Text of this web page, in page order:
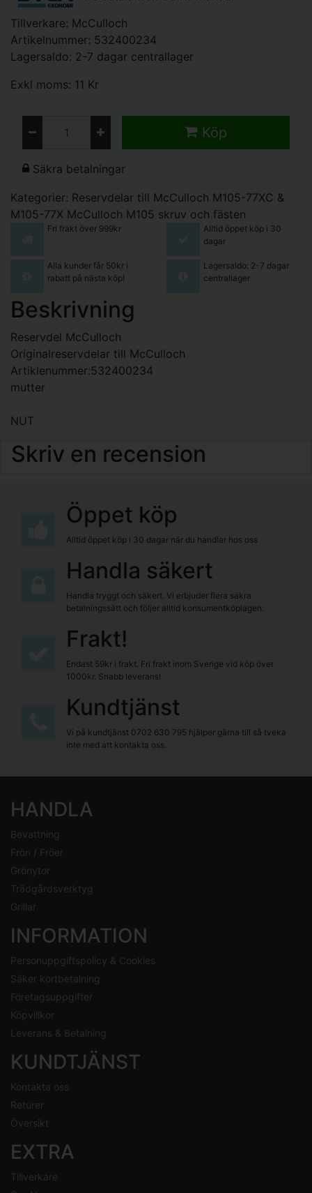
Tillverkare: McCulloch
Artikelnummer: 532400234
Lagersaldo: 2-7 dagar centrallager
Exkl moms: 11 Kr
Köp
Säkra betalningar
Kategorier: Reservdelar till McCulloch M105-77XC &
M105-77X McCulloch M105 skruv och fästen
Fri frakt över 999kr
Alltid öppet köp i 30
dagar
Alla kunder får 50kr i
rabatt på nästa köp!
Lagersaldo: 2-7 dagar
centrallager
Beskrivning
Reservdel McCulloch
Originalreservdelar till McCulloch
Artiklenummer:532400234
mutter
NUT
Skriv en recension
Öppet köp
Alltid öppet köp i 30 dagar när du handlar hos oss
Handla säkert
Handla tryggt och säkert. Vi erbjuder flera säkra
betalningssätt och följer alltid konsumentköplagen.
Frakt!
Endast 59kr i frakt. Fri frakt inom Sverige vid köp över
1000kr. Snabb leverans!
Kundtjänst
Vi på kundtjänst 0702 630 795 hjälper gärna till så tveka
inte med att kontakta oss.
HANDLA
Bevattning
Frön / Fröer
Grönytor
Trädgårdsverktyg
Grillar
INFORMATION
Personuppgiftspolicy & Cookies
Säker kortbetalning
Företagsuppgifter
Köpvillkor
Leverans & Betalning
KUNDTJÄNST
Kontakta oss
Returer
Översikt
EXTRA
Tillverkare